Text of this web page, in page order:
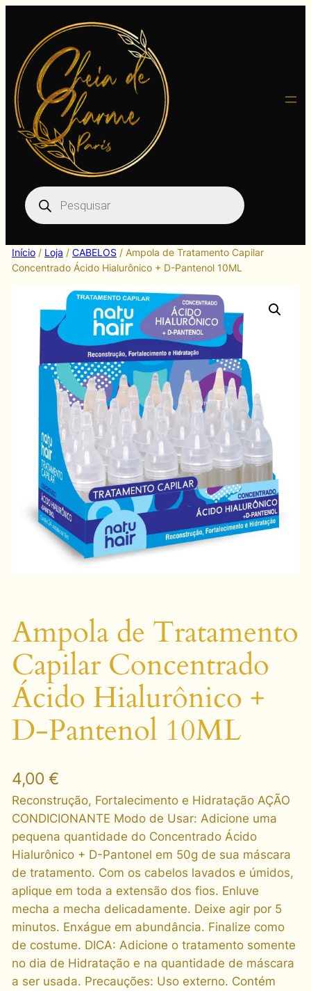
conteúdo
Pesquisar
produtos
Início/ Loja / CABELOS/ Ampola de Tratamento Capilar
Concentrado Ácido Hialurônico + D-Pantenol 10ML
Ampola de Tratamento
Capilar Concentrado
Ácido Hialurônico +
D-Pantenol 10ML
4,00 €
Reconstrução, Fortalecimento e Hidratação AÇÃO
CONDICIONANTE Modo de Usar: Adicione uma
pequena quantidade do Concentrado Ácido
Hialurônico + D-Pantonel em 50g de sua máscara
de tratamento. Com os cabelos lavados e úmidos,
aplique em toda a extensão dos fios. Enluve
mecha a mecha delicadamente. Deixe agir por 5
minutos. Enxágue em abundância. Finalize como
de costume. DICA: Adicione o tratamento somente
no dia de Hidratação e na quantidade de máscara
a ser usada. Precauções: Uso externo. Contém